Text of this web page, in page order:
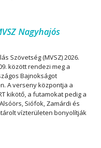
Nagyhajós
Szövetség (MVSZ) 2026.
között rendezi meg a
Bajnokságot
A verseny központja a
kikötő, a futamokat pedig a
Siófok, Zamárdi és
vízterületen bonyolítják